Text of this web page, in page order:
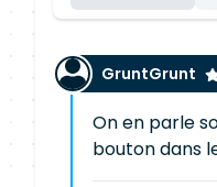
GruntGrunt
On en parle
bouton dans